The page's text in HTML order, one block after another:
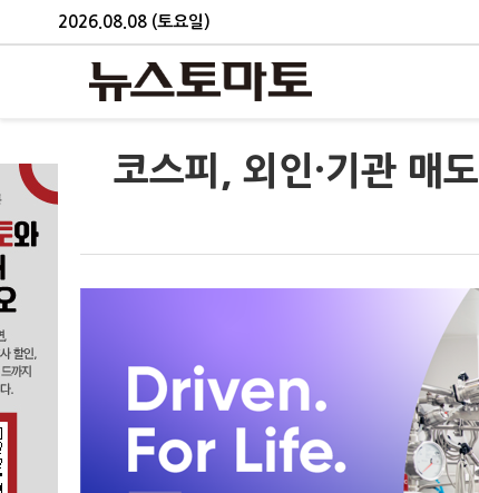
2026.08.08 (토요일)
코스피, 외인·기관 매